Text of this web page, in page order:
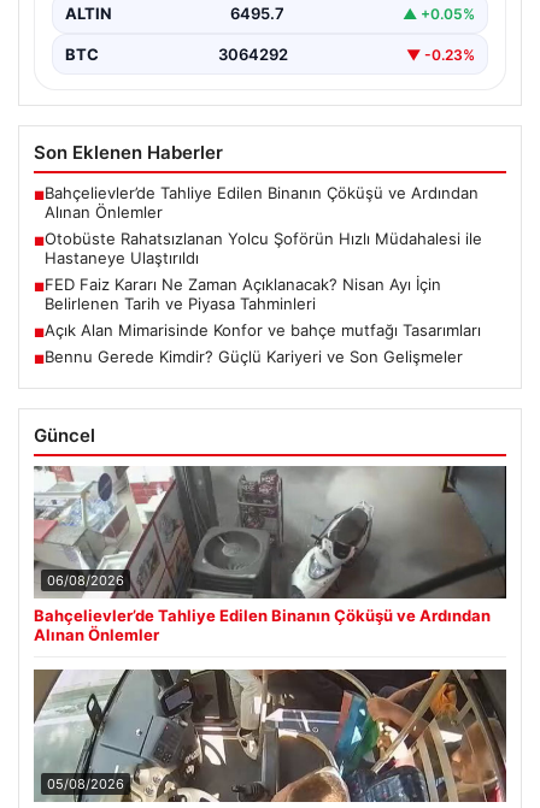
ALTIN 6495.7 ▲ +0.05%
BTC 3064292 ▼ -0.23%
Son Eklenen Haberler
■Bahçelievler’de Tahliye Edilen Binanın Çöküşü ve Ardından
Alınan Önlemler
■Otobüste Rahatsızlanan Yolcu Şoförün Hızlı Müdahalesi ile
Hastaneye Ulaştırıldı
■FED Faiz Kararı Ne Zaman Açıklanacak? Nisan Ayı İçin
Belirlenen Tarih ve Piyasa Tahminleri
■Açık Alan Mimarisinde Konfor ve bahçe mutfağı Tasarımları
■Bennu Gerede Kimdir? Güçlü Kariyeri ve Son Gelişmeler
Güncel
06/08/2026
Bahçelievler’de Tahliye Edilen Binanın Çöküşü ve Ardından
Alınan Önlemler
05/08/2026